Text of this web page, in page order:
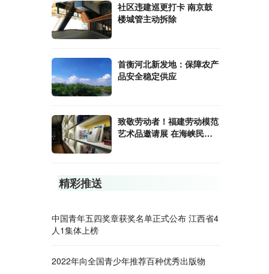
社区违建巡更打卡 南京鼓
楼城管主动拆除
首衡河北新发地：保障农产
品安全稳定供应
致敬劳动者！福建劳动模范
艺术品邀请展 在海峡民间
精彩推送
中国青年五四奖章获奖名单正式公布 江西省4
人1集体上榜
2022年向全国青少年推荐百种优秀出版物